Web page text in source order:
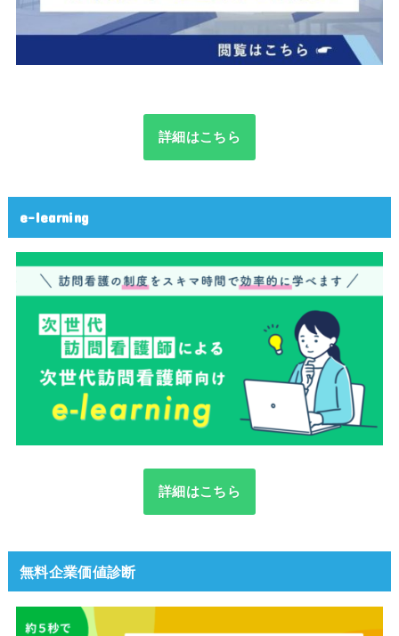
詳細はこちら
e-learning
詳細はこちら
無料企業価値診断